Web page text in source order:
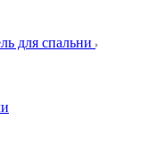
для спальни